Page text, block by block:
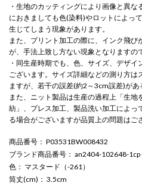
・生地のカッティングにより画像と異
におきましても色(染料)やロットによっ
生じてしまう現象があります。
また、プリント加工の際に、インク飛
が、手法上致し方ない現象となりますの
・同生産時期でも、色、サイズ、デザ
ございます。サイズ詳細などの測り方は
ますが、若干の誤差(約2～3cm誤差)があ
また、ニット製品は生産の過程上「生
紡」、プレス加工、製品洗い加工によっ
る場合がございますが品質上の問題はご
商品番号 ： P03531BW008432
ブランド商品番号 ： an2404-102648-1cp
色 ： マスタード（-261）
筒丈(cm) ： 3.5cm